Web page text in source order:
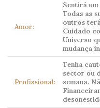
Amor:
Sentirá
Todas as
outros
Cuidado
Universo
mudança
Profissional:
Tenha
sector ou
semana.